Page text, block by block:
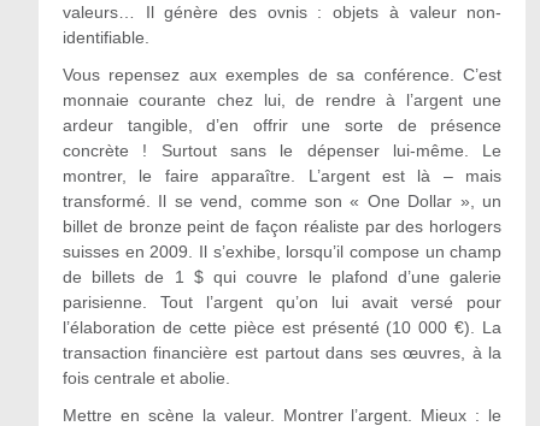
valeurs… Il génère des ovnis : objets à valeur non-
identifiable.
Vous repensez aux exemples de sa conférence. C’est
monnaie courante chez lui, de rendre à l’argent une
ardeur tangible, d’en offrir une sorte de présence
concrète ! Surtout sans le dépenser lui-même. Le
montrer, le faire apparaître. L’argent est là – mais
transformé. Il se vend, comme son « One Dollar », un
billet de bronze peint de façon réaliste par des horlogers
suisses en 2009. Il s’exhibe, lorsqu’il compose un champ
de billets de 1 $ qui couvre le plafond d’une galerie
parisienne. Tout l’argent qu’on lui avait versé pour
l’élaboration de cette pièce est présenté (10 000 €). La
transaction financière est partout dans ses œuvres, à la
fois centrale et abolie.
Mettre en scène la valeur. Montrer l’argent. Mieux : le